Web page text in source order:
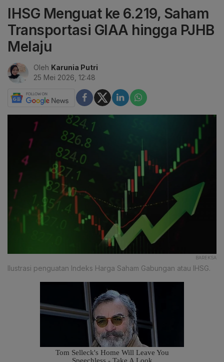
IHSG Menguat ke 6.219, Saham
Transportasi GIAA hingga PJHB
Melaju
Oleh Karunia Putri
25 Mei 2026, 12:48
BAREKSA
Ilustrasi penguatan Indeks Harga Saham Gabungan atau IHSG.